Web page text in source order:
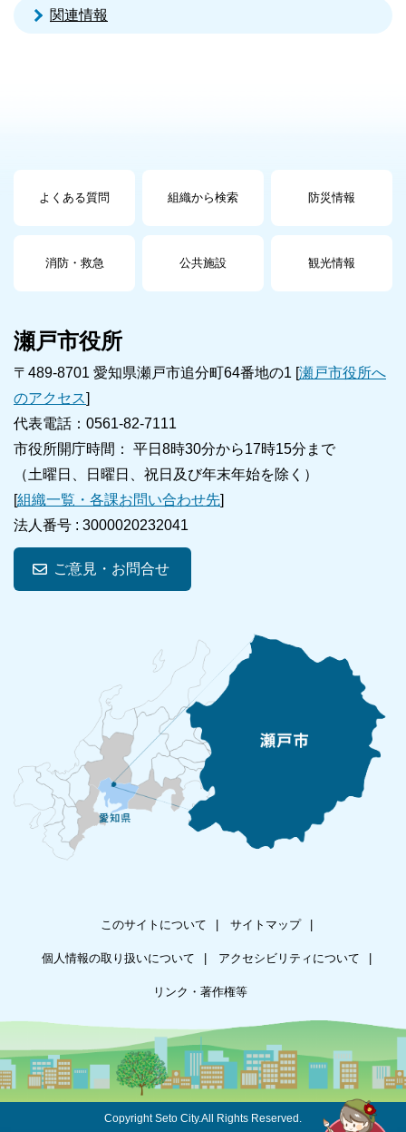
関連情報
よくある質問 組織から検索 防災情報
消防・救急 公共施設 観光情報
瀬戸市役所
〒489-8701 愛知県瀬戸市追分町64番地の1 [瀬戸市役所へ
のアクセス]
代表電話：0561-82-7111
市役所開庁時間： 平日8時30分から17時15分まで
（土曜日、日曜日、祝日及び年末年始を除く）
[組織一覧・各課お問い合わせ先]
法人番号 : 3000020232041
ご意見・お問合せ
このサイトについて サイトマップ
個人情報の取り扱いについて アクセシビリティについて
リンク・著作権等
Copyright Seto City.All Rights Reserved.